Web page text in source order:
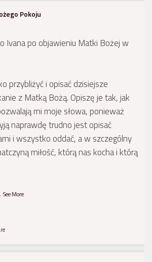
Pokoju
Ivana po objawieniu Matki Bożej w
przybliżyć i opisać dzisiejsze
z Matką Bożą. Opiszę je tak, jak
mi moje słowa, ponieważ
naprawdę trudno jest opisać
i wszystko oddać, a w szczególny
miłość, którą nas kocha i którą
See More